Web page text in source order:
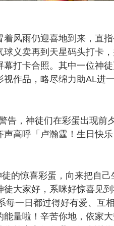
风雨仍迎喜地到来，直
义卖再到天星码头打卡
打卡合照。其中一位神
作品，略尽绵力助AL进一
告，神徒们在彩蛋出现前
高呼「卢瀚霆！生日快乐
的惊喜彩蛋，向来把自
大家好，系咪好惊喜见
一日都过得好有爱、互
量啦！辛苦你地，依家